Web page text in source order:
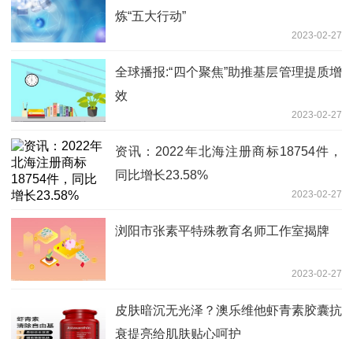
炼“五大行动”
2023-02-27
全球播报:“四个聚焦”助推基层管理提质增
效
2023-02-27
资讯：2022年北海注册商标18754件，
同比增长23.58%
2023-02-27
浏阳市张素平特殊教育名师工作室揭牌
2023-02-27
皮肤暗沉无光泽？澳乐维他虾青素胶囊抗
衰提亮给肌肤贴心呵护